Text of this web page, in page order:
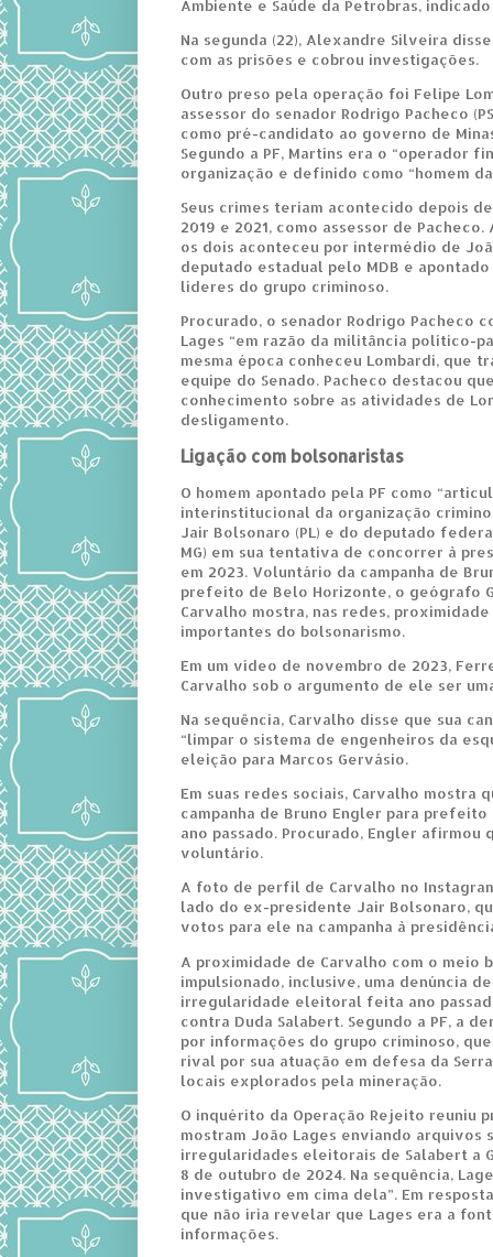
Ambiente e Saúde da Petrobras,
Na segunda (22), Alexandre Silveira
com as prisões e cobrou investigações.
Outro preso pela operação foi Felipe
assessor do senador Rodrigo Pacheco
como pré-candidato ao governo de
Segundo a PF, Martins era o “operador
organização e definido como “homem
Seus crimes teriam acontecido depois
2019 e 2021, como assessor de
os dois aconteceu por intermédio de
deputado estadual pelo MDB e
líderes do grupo criminoso.
Procurado, o senador Rodrigo Pacheco
Lages “em razão da militância político-
mesma época conheceu Lombardi, que
equipe do Senado. Pacheco destacou
conhecimento sobre as atividades de
desligamento.
Ligação com bolsonaristas
O homem apontado pela PF como
interinstitucional da organização
Jair Bolsonaro (PL) e do deputado
MG) em sua tentativa de concorrer à
em 2023. Voluntário da campanha de
prefeito de Belo Horizonte, o geógrafo
Carvalho mostra, nas redes,
importantes do bolsonarismo.
Em um vídeo de novembro de 2023,
Carvalho sob o argumento de ele ser
Na sequência, Carvalho disse que sua
“limpar o sistema de engenheiros da
eleição para Marcos Gervásio.
Em suas redes sociais, Carvalho mostra
campanha de Bruno Engler para
ano passado. Procurado, Engler afirmou
voluntário.
A foto de perfil de Carvalho no
lado do ex-presidente Jair Bolsonaro,
votos para ele na campanha à
A proximidade de Carvalho com o meio
impulsionado, inclusive, uma denúncia
irregularidade eleitoral feita ano
contra Duda Salabert. Segundo a PF, a
por informações do grupo criminoso,
rival por sua atuação em defesa da
locais explorados pela mineração.
O inquérito da Operação Rejeito reuniu
mostram João Lages enviando arquivos
irregularidades eleitorais de Salabert a
8 de outubro de 2024. Na sequência,
investigativo em cima dela”. Em
que não iria revelar que Lages era a
informações.